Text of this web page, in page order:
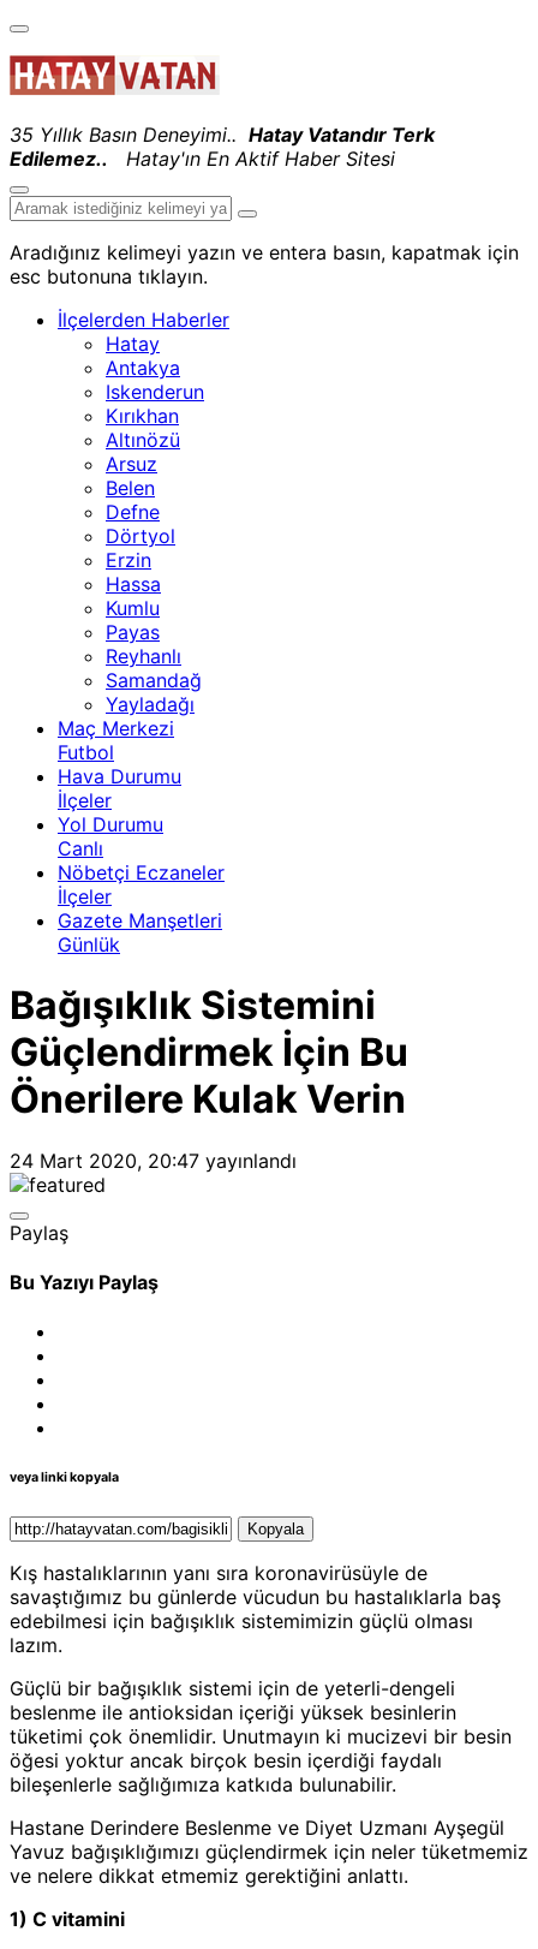
35 Yıllık Basın Deneyimi.. Hatay Vatandır Terk
Edilemez..
Hatay'ın En Aktif Haber Sitesi
Aradığınız kelimeyi yazın ve entera basın, kapatmak için
esc butonuna tıklayın.
İlçelerden Haberler
Hatay
Antakya
Iskenderun
Kırıkhan
Altınözü
Arsuz
Belen
Defne
Dörtyol
Erzin
Hassa
Kumlu
Payas
Reyhanlı
Samandağ
Yayladağı
Maç Merkezi
Futbol
Hava Durumu
İlçeler
Yol Durumu
Canlı
Nöbetçi Eczaneler
İlçeler
Gazete Manşetleri
Günlük
Bağışıklık Sistemini
Güçlendirmek İçin Bu
Önerilere Kulak Verin
24 Mart 2020, 20:47 yayınlandı
Paylaş
Bu Yazıyı Paylaş
veya linki kopyala
Kopyala
Kış hastalıklarının yanı sıra koronavirüsüyle de
savaştığımız bu günlerde vücudun bu hastalıklarla baş
edebilmesi için bağışıklık sistemimizin güçlü olması
lazım.
Güçlü bir bağışıklık sistemi için de yeterli-dengeli
beslenme ile antioksidan içeriği yüksek besinlerin
tüketimi çok önemlidir. Unutmayın ki mucizevi bir besin
öğesi yoktur ancak birçok besin içerdiği faydalı
bileşenlerle sağlığımıza katkıda bulunabilir.
Hastane Derindere Beslenme ve Diyet Uzmanı Ayşegül
Yavuz bağışıklığımızı güçlendirmek için neler tüketmemiz
ve nelere dikkat etmemiz gerektiğini anlattı.
1) C vitamini